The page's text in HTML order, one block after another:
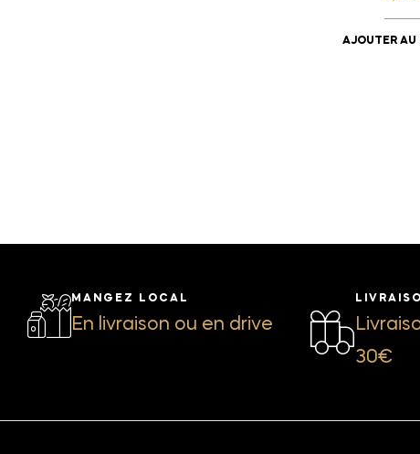
AJOUTER AU
MANGEZ LOCAL
En livraison ou en drive
30€